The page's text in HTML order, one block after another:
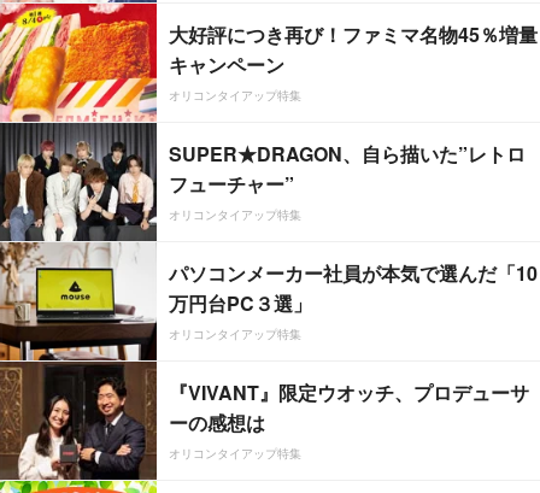
大好評につき再び！ファミマ名物45％増量
キャンペーン
オリコンタイアップ特集
SUPER★DRAGON、自ら描いた”レトロ
フューチャー”
オリコンタイアップ特集
パソコンメーカー社員が本気で選んだ「10
万円台PC３選」
オリコンタイアップ特集
『VIVANT』限定ウオッチ、プロデューサ
ーの感想は
オリコンタイアップ特集